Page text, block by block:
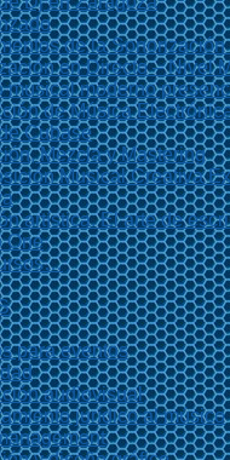
de la Sonorización
en Directo – Nivel
musical moderno
de Música
Cubase
Mezcla y Mastering
Musical Creativa
artística. El arte de
One
para eventos
audiovisual
jurídico al músico